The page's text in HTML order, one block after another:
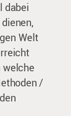
dabei
Welt
welche
/